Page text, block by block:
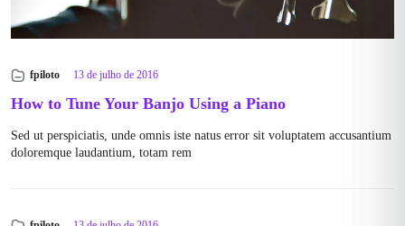
fpiloto 13 de julho de 2016
How to Tune Your Banjo Using a Piano
Sed ut perspiciatis, unde omnis iste natus error sit voluptatem accusantium
doloremque laudantium, totam rem